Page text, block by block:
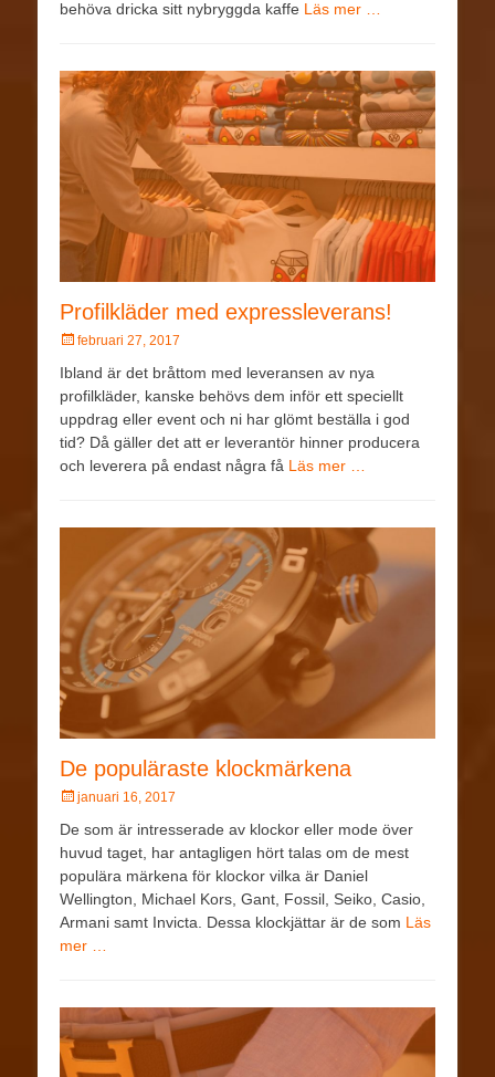
behöva dricka sitt nybryggda kaffe Läs mer …
Profilkläder med expressleverans!
februari 27, 2017
Ibland är det bråttom med leveransen av nya
profilkläder, kanske behövs dem inför ett speciellt
uppdrag eller event och ni har glömt beställa i god
tid? Då gäller det att er leverantör hinner producera
och leverera på endast några få Läs mer …
De populäraste klockmärkena
januari 16, 2017
De som är intresserade av klockor eller mode över
huvud taget, har antagligen hört talas om de mest
populära märkena för klockor vilka är Daniel
Wellington, Michael Kors, Gant, Fossil, Seiko, Casio,
Armani samt Invicta. Dessa klockjättar är de som Läs
mer …